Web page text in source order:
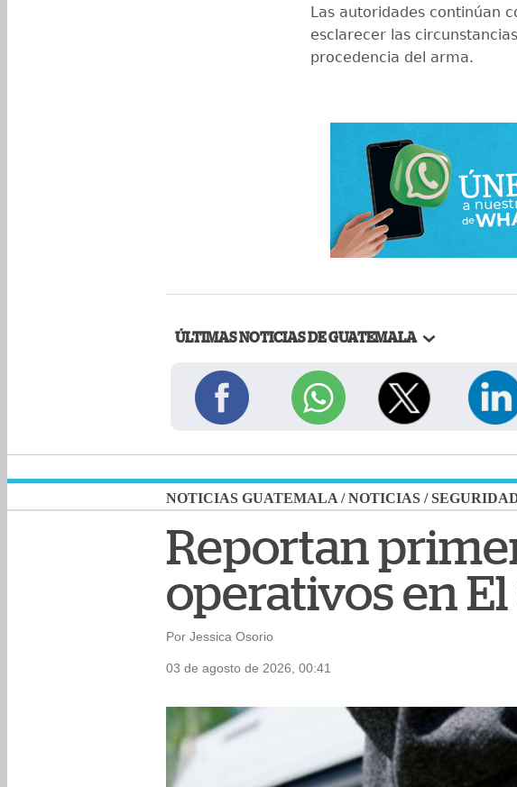
Las autoridades continúan
esclarecer las
procedencia del arma.
ÚLTIMAS NOTICIAS DE GUATEMALA
NOTICIAS GUATEMALA/NOTICIAS /
Reportan
operativos en
Por Jessica Osorio
03 de agosto de 2026, 00:41